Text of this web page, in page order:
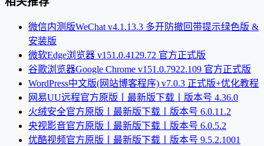
微信内测版WeChat v4.1.13.3 多开防撤回带提示绿色版 &
安装版
微软Edge浏览器 v151.0.4129.72 官方正式版
谷歌浏览器Google Chrome v151.0.7922.109 官方正式版
WordPress中文版(网站博客程序) v7.0.3 正式版+优化教程
网易UU远程官方原版丨最新版下载丨版本号 4.36.0
火绒安全官方原版丨最新版下载丨版本号 6.0.11.2
央视影音官方原版丨最新版下载丨版本号 6.0.5.2
优酷视频官方原版丨最新版下载丨版本号 9.5.2.1001